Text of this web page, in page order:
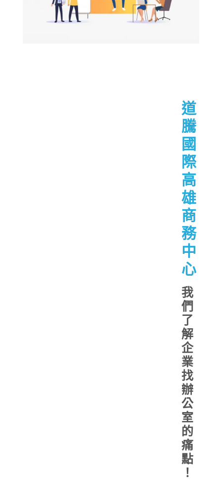
道
騰
國
際
高
雄
商
務
中
心
我
們
了
解
企
業
找
辦
公
室
的
痛
點
！